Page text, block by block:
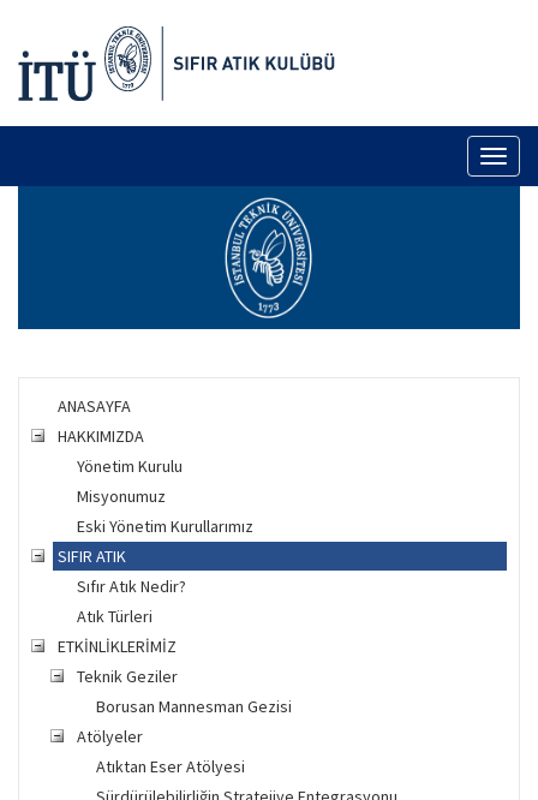
ANASAYFA
HAKKIMIZDA
Yönetim Kurulu
Misyonumuz
Eski Yönetim Kurullarımız
SIFIR ATIK
Sıfır Atık Nedir?
Atık Türleri
ETKİNLİKLERİMİZ
Teknik Geziler
Borusan Mannesman Gezisi
Atölyeler
Atıktan Eser Atölyesi